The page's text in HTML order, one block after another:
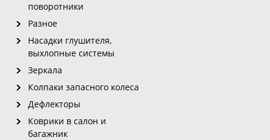
поворотники
Разное
Насадки глушителя,
выхлопные системы
Зеркала
Колпаки запасного колеса
Дефлекторы
Коврики в салон и
багажник